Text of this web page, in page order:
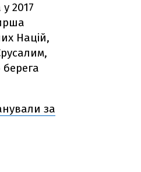
2017
Націй,
за